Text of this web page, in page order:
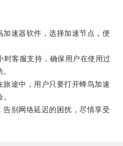
速器软件，选择加速节点，便
客服支持，确保用户在使用过
途中，用户只要打开蜂鸟加速
别网络延迟的困扰，尽情享受